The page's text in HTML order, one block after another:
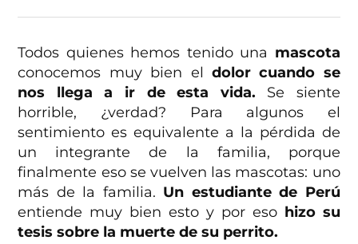
Todos quienes hemos tenido una mascota
conocemos muy bien el dolor cuando se
nos llega a ir de esta vida. Se siente
horrible, ¿verdad? Para algunos el
sentimiento es equivalente a la pérdida de
un integrante de la familia, porque
finalmente eso se vuelven las mascotas: uno
más de la familia. Un estudiante de Perú
entiende muy bien esto y por eso hizo su
tesis sobre la muerte de su perrito.